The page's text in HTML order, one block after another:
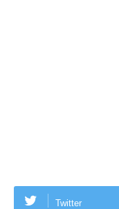
Twitter